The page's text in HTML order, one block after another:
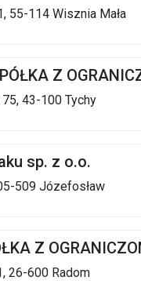
55-114 Wisznia Mała
Z
43-100 Tychy
sp. z o.o.
509 Józefosław
Z
26-600 Radom